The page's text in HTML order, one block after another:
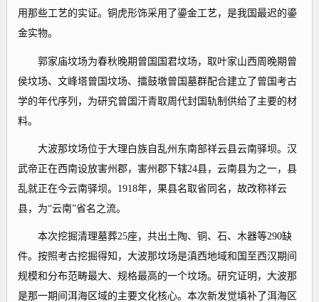
用那些工艺的实证。铜虎形饰采用了鎏金工艺，是我国最迟的鎏
金实物。
郭家庙坟场为春秋晚期曾国国君坟场，取叶家山西周晚期曾
侯坟场、文峰塔曾国坟场、擂鼓墩曾国墓群配合建立了曾国考古
学的年代序列，为研究曾国汗青取周代封国轨制供给了主要的材
料。
大波那坟场位于大理白族自乱州东南部祥云县云南驿坝。汉
武帝正在西南设放害州郡，害州郡下辖24县，云南县为之一，县
乱就正在今云南驿坝。1918年，果县名取省同名，故改称祥云
县，为“云南”省名之流。
本次挖掘清理墓葬25座，共出土陶、铜、石、木器等290缺
件。按照考古挖掘得知，大波那坟场是滇西地域和国至西汉期间
规模和分布范畴最大、规格最高的一个坟场。研究证明，大波那
是那一期间洱海区域的主要文化核心。本次新发觉填补了洱海区